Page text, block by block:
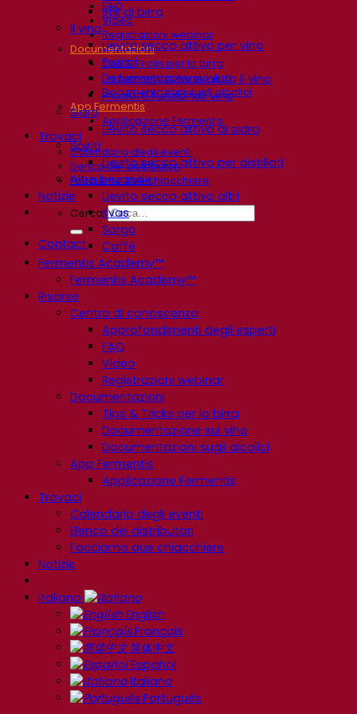
FAQ
Video
Registrazioni webinar
Documentazioni
Tips & Tricks per la birra
Documentazione sul vino
Documentazioni sugli alcolici
App Fermentis
Applicazione Fermentis
Trovaci
Calendario degli eventi
Elenco dei distributori
Facciamo due chiacchiere
Notizie
Cerca:
Contact
Stili di birra
Il vino
Lievito secco attivo per vino
Enzimi
La fermentazione aiuta il vino
Prodotti funzionali vino
Sidro
Lievito secco attivo di sidro
Spiriti
Lievito secco attivo per distillati
Altre bevande
Lievito secco attivo altri
Kvas
Sorgo
Caffè
Fermentis Academy™
Fermentis Academy™
Risorse
Centro di conoscenza
Approfondimenti degli esperti
FAQ
Video
Registrazioni webinar
Documentazioni
Tips & Tricks per la birra
Documentazione sul vino
Documentazioni sugli alcolici
App Fermentis
Applicazione Fermentis
Trovaci
Calendario degli eventi
Elenco dei distributori
Facciamo due chiacchiere
Notizie
Italiano
English
Français
简体中文
Español
Italiano
Português